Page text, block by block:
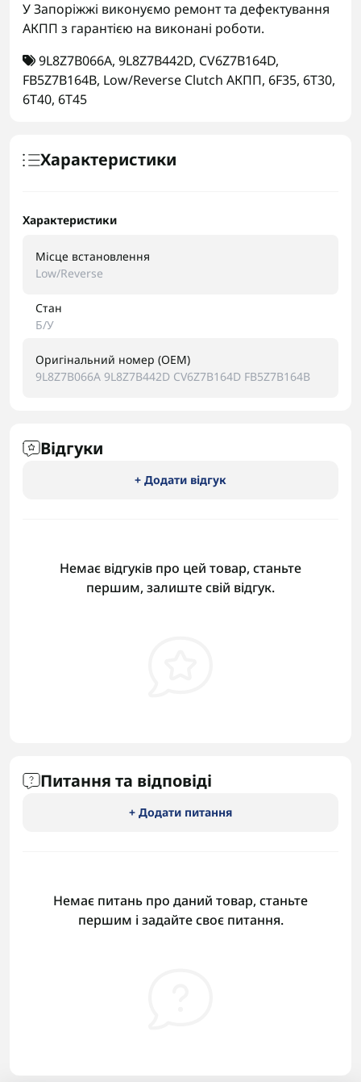
У Запоріжжі виконуємо ремонт та дефектування
АКПП з гарантією на виконані роботи.
9L8Z7B066A, 9L8Z7B442D, CV6Z7B164D,
FB5Z7B164B, Low/Reverse Clutch АКПП, 6F35, 6T30,
6T40, 6T45
Характеристики
Характеристики
Місце встановлення
Low/Reverse
Стан
Б/У
Оригінальний номер (OEM)
9L8Z7B066A 9L8Z7B442D CV6Z7B164D FB5Z7B164B
Відгуки
+ Додати відгук
Немає відгуків про цей товар, станьте
першим, залиште свій відгук.
Питання та відповіді
+ Додати питання
Немає питань про даний товар, станьте
першим і задайте своє питання.